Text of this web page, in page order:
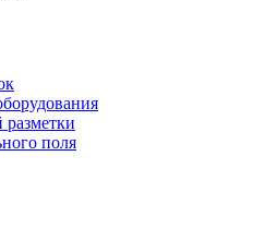
поля